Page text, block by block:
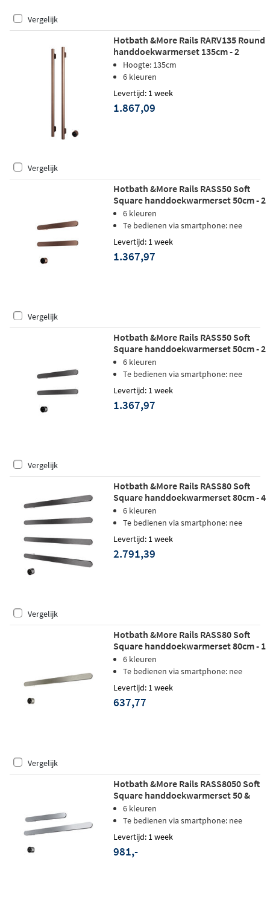
Vergelijk
Hotbath &More Rails RARV135 Round
handdoekwarmerset 135cm - 2
stangen - geborsteld koper PVD
Hoogte: 135cm
6 kleuren
Levertijd: 1 week
1.867,09
Vergelijk
Hotbath &More Rails RASS50 Soft
Square handdoekwarmerset 50cm - 2
stangen - geborsteld koper PVD
6 kleuren
Te bedienen via smartphone: nee
Levertijd: 1 week
1.367,97
Vergelijk
Hotbath &More Rails RASS50 Soft
Square handdoekwarmerset 50cm - 2
stangen - geborsteld gunmetal PVD
6 kleuren
Te bedienen via smartphone: nee
Levertijd: 1 week
1.367,97
Vergelijk
Hotbath &More Rails RASS80 Soft
Square handdoekwarmerset 80cm - 4
stangen - geborsteld gunmetal PVD
6 kleuren
Te bedienen via smartphone: nee
Levertijd: 1 week
2.791,39
Vergelijk
Hotbath &More Rails RASS80 Soft
Square handdoekwarmerset 80cm - 1
stang - geborsteld nikkel
6 kleuren
Te bedienen via smartphone: nee
Levertijd: 1 week
637,77
Vergelijk
Hotbath &More Rails RASS8050 Soft
Square handdoekwarmerset 50 &
80cm - 2 stangen - chroom
6 kleuren
Te bedienen via smartphone: nee
Levertijd: 1 week
981,-